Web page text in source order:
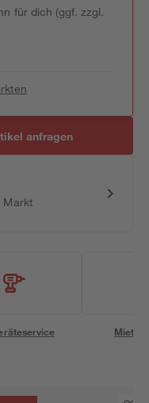
für dich (ggf. zzgl.
anfragen
Markt